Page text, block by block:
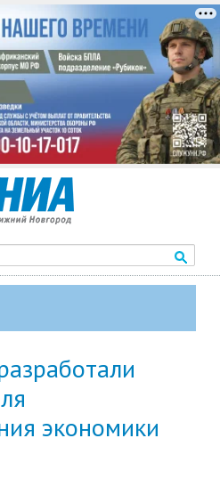
экономики